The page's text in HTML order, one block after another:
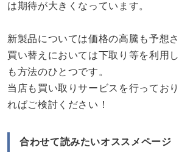
は期待が大きくなっています。
新製品については価格の高騰も予想さ
買い替えにおいては下取り等を利用
も方法のひとつです。
当店も買い取りサービスを行ってお
ればご検討ください！
合わせて読みたいオススメページ